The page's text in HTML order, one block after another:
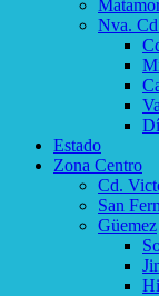
Nva.
Estado
Zona Centro
Cd.
San
Güemez